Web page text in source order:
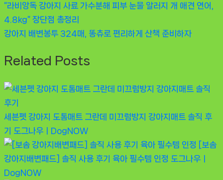
글
탐
Previous
Post:
“라비앙독 강아지 사료 가수분해 피부 눈물 알러지 개 애견 연어,
4.8kg” 장단점 총정리
Next
강아지 배변봉투 324매, 똥츄로 편리하게 산책 준비하자
Related Posts
세븐펫 강아지 도톰매트 그란데 미끄럼방지 강아지매트 솔직 후
기
도그나우ㅣDogNOW
[보솜
강아지배변패드] 솔직 사용 후기 육아 필수템 인정 도그나우ㅣ
DogNOW